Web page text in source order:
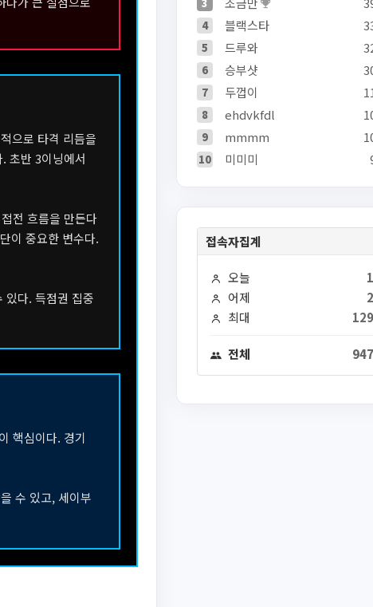
으로 타격 리듬을
초반 3이닝에서
전 흐름을 만든다
이 중요한 변수다.
있다. 득점권 집중
핵심이다. 경기
수 있고, 세이부
4 블랙스타
5 드루와
6 승부샷
7 두껍이
8 ehdvkfdl
9 mmmm
10 미미미
접속자집계
오늘
어제
최대
전체